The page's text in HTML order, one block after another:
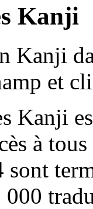
Kanji
Kanji
et
Kanji
à
sont
000